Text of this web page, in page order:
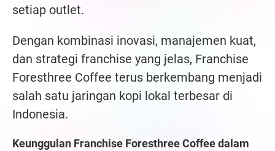
setiap outlet.
Dengan kombinasi inovasi, manajemen kuat,
dan strategi franchise yang jelas, Franchise
Foresthree Coffee terus berkembang menjadi
salah satu jaringan kopi lokal terbesar di
Indonesia.
Keunggulan Franchise Foresthree Coffee dalam